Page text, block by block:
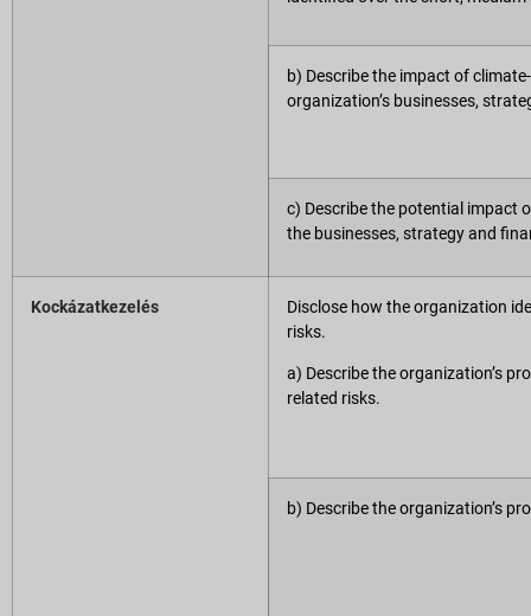
b) Describe the impact of
organization’s businesses,
c) Describe the potential impact
the businesses, strategy and
Kockázatkezelés
Disclose how the organization
risks.
a) Describe the organization’s
related risks.
b) Describe the organization’s